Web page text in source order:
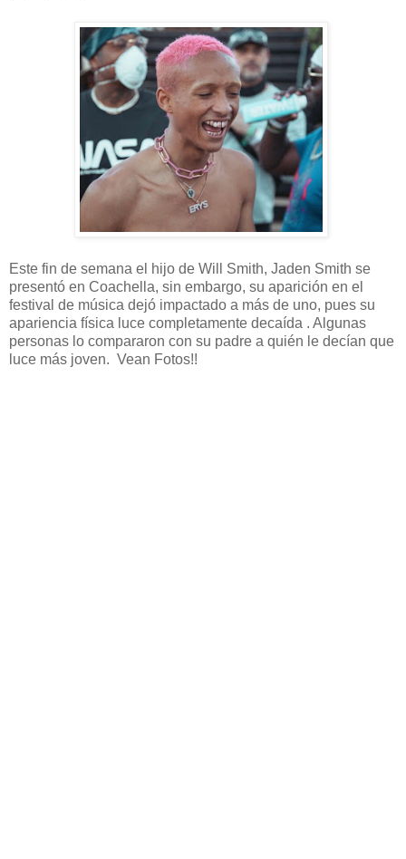
Este fin de semana el hijo de Will Smith, Jaden Smith se
presentó en Coachella, sin embargo, su aparición en el
festival de música dejó impactado a más de uno, pues su
apariencia física luce completamente decaída . Algunas
personas lo compararon con su padre a quién le decían que
luce más joven. Vean Fotos!!